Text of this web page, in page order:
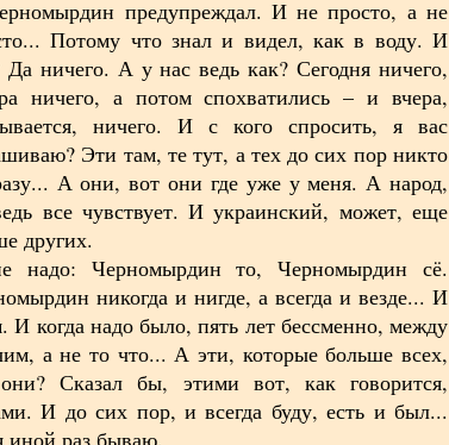
предупреждал. И не просто, а не
Потому что знал и видел, как в воду. И
Да ничего. А у нас ведь как? Сегодня ничего,
ничего, а потом спохватились – и вчера,
ничего. И с кого спросить, я вас
Эти там, те тут, а тех до сих пор никто
А они, вот они где уже у меня. А народ,
все чувствует. И украинский, может, еще
других.
надо: Черномырдин то, Черномырдин сё.
никогда и нигде, а всегда и везде... И
И когда надо было, пять лет бессменно, между
а не то что... А эти, которые больше всех,
Сказал бы, этими вот, как говорится,
И до сих пор, и всегда буду, есть и был...
иной раз бываю.